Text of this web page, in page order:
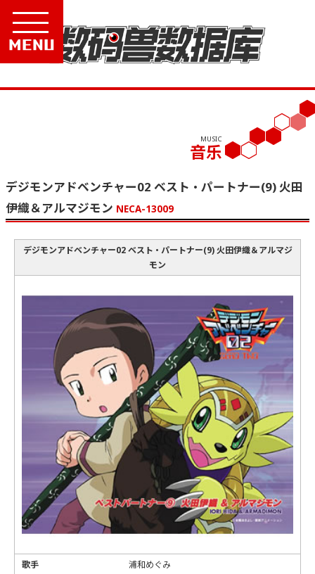
MUSIC
音乐
デジモンアドベンチャー02 ベスト・パートナー(9) 火田
伊織＆アルマジモン NECA-13009
デジモンアドベンチャー02 ベスト・パートナー(9) 火田伊織＆アルマジ
モン
歌手
浦和めぐみ